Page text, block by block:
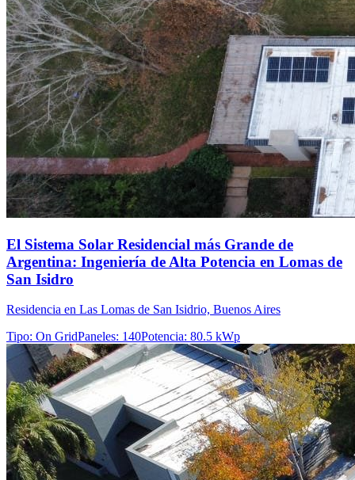
El Sistema Solar Residencial más Grande de
Argentina: Ingeniería de Alta Potencia en Lomas de
San Isidro
Residencia en Las Lomas de San Isidrio, Buenos Aires
Tipo: On GridPaneles: 140Potencia: 80.5 kWp